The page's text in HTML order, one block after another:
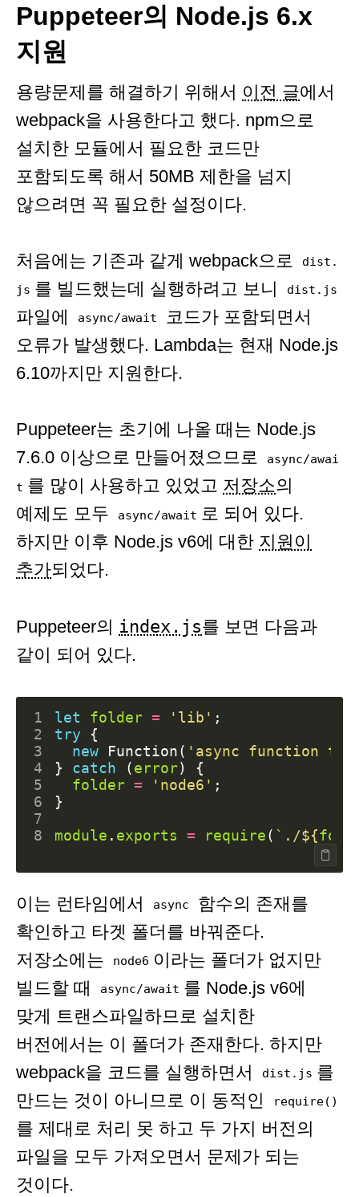
Puppeteer의 Node.js 6.x
지원
용량문제를 해결하기 위해서 이전 글에서
webpack을 사용한다고 했다. npm으로
설치한 모듈에서 필요한 코드만
포함되도록 해서 50MB 제한을 넘지
않으려면 꼭 필요한 설정이다.
처음에는 기존과 같게 webpack으로
dist.
js 를 빌드했는데 실행하려고 보니 dist.js
파일에 async/await
코드가 포함되면서
오류가 발생했다. Lambda는 현재 Node.js
6.10까지만 지원한다.
Puppeteer는 초기에 나올 때는 Node.js
7.6.0 이상으로 만들어졌으므로
async/awai
t 를 많이 사용하고 있었고 저장소의
예제도 모두
async/await 로 되어 있다.
하지만 이후 Node.js v6에 대한 지원이
추가되었다.
Puppeteer의 index.js를 보면 다음과
같이 되어 있다.
1 let folder = 'lib' ;
2
try
{
3
new Function( 'async function
4
} catch (error)
{
5
folder = 'node6' ;
6
}
7
8
module . exports = require( `./${
이는 런타임에서 async
함수의 존재를
확인하고 타겟 폴더를 바꿔준다.
저장소에는
node6 이라는 폴더가 없지만
빌드할 때
async/await 를 Node.js v6에
맞게 트랜스파일하므로 설치한
버전에서는 이 폴더가 존재한다. 하지만
webpack을 코드를 실행하면서
dist.js 를
만드는 것이 아니므로 이 동적인
require()
를 제대로 처리 못 하고 두 가지 버전의
파일을 모두 가져오면서 문제가 되는
것이다.